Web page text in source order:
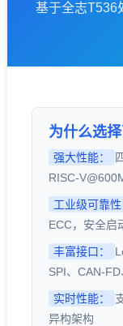
淘宝商城
基于全志T536
为什么选
强大性能：
RISC-
工业级可靠性
ECC，安全启
丰富接口：
SPI、CAN-
实时性能：
异构架构